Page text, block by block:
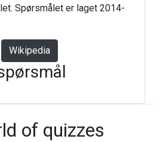
Spørsmålet er laget 2014-
Wikipedia
of quizzes